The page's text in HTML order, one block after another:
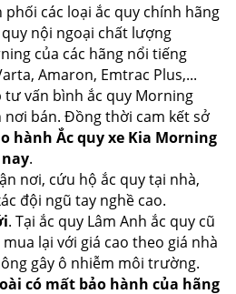
phối các loại ắc quy chính hãng
nội ngoại chất lượng
của các hãng nổi tiếng
Amaron, Emtrac Plus,...
tư vấn bình ắc quy Morning
bán. Đồng thời cam kết sở
hành Ắc quy xe Kia Morning
.
nơi, cứu hộ ắc quy tại nhà,
đội ngũ tay nghề cao.
. Tại ắc quy Lâm Anh ắc quy cũ
lại với giá cao theo giá nhà
gây ô nhiễm môi trường.
có mất bảo hành của hãng